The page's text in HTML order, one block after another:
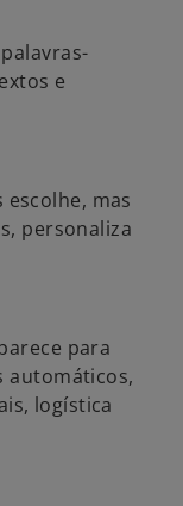
e
mas
personaliza
para
automáticos,
logística